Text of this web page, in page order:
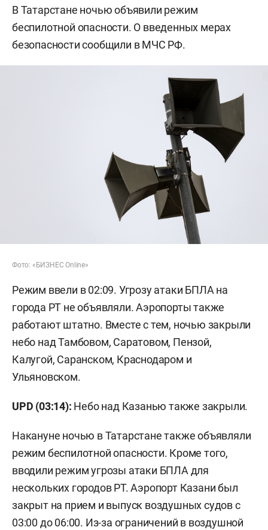
В Татарстане ночью объявили режим
беспилотной опасности. О введенных мерах
безопасности сообщили в МЧС РФ.
Фото: «БИЗНЕС Online»
Режим ввели в 02:09. Угрозу атаки БПЛА на
города РТ не объявляли. Аэропорты также
работают штатно. Вместе с тем, ночью закрыли
небо над Тамбовом, Саратовом, Пензой,
Калугой, Саранском, Краснодаром и
Ульяновском.
UPD (03:14): Небо над Казанью также закрыли.
Накануне ночью в Татарстане также объявляли
режим беспилотной опасности. Кроме того,
вводили режим угрозы атаки БПЛА для
нескольких городов РТ. Аэропорт Казани был
закрыт на прием и выпуск воздушных судов с
03:00 до 06:00. Из-за ограничений в воздушной